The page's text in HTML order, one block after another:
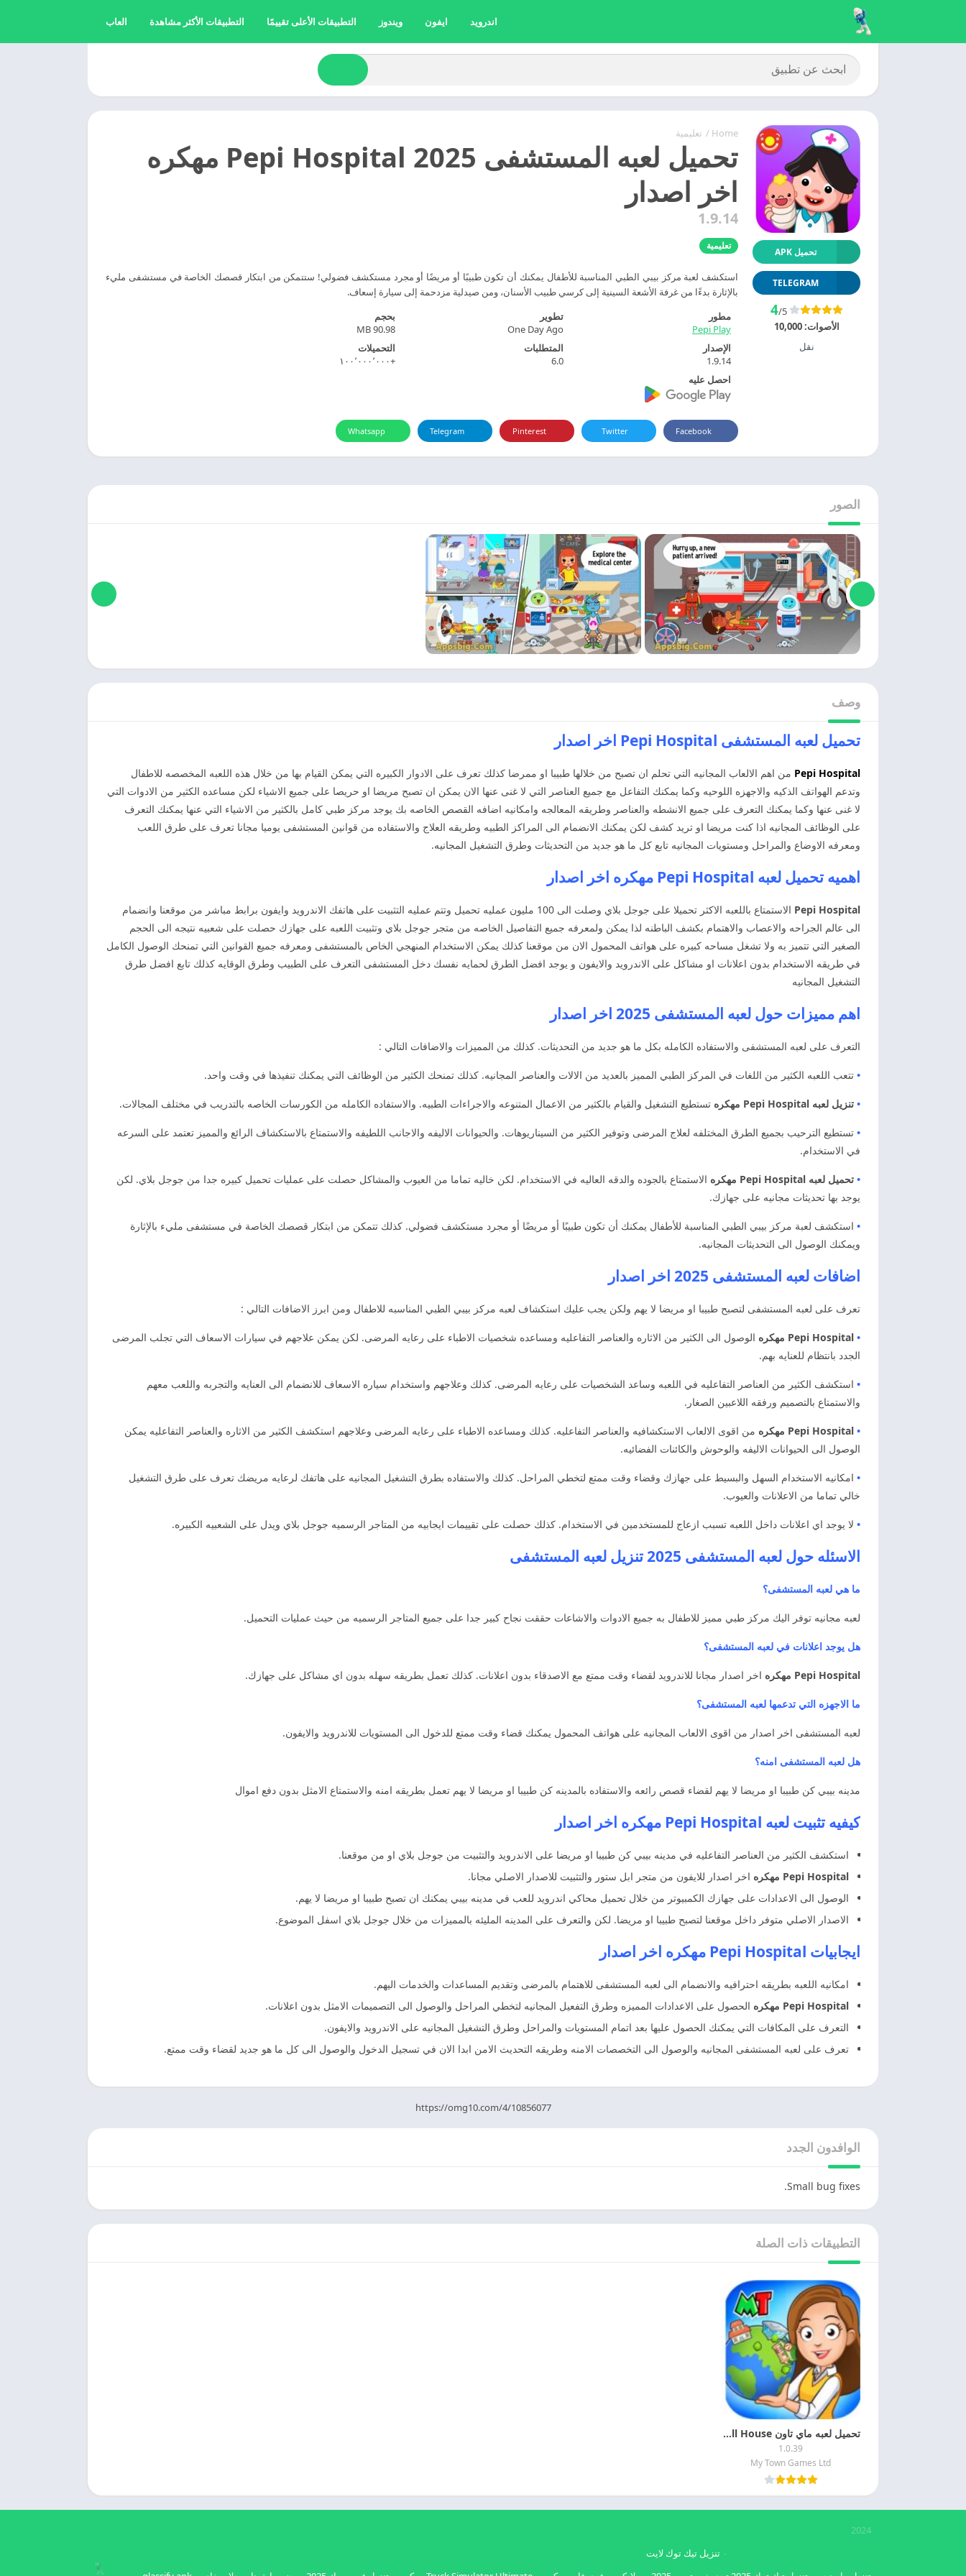
اندرويد ايفون ويندوز التطبيقات الأعلى تقييمًا التطبيقات الأكثر مشاهدة العاب
Home
/ تعليمية
تحميل لعبه المستشفى 2025 Pepi Hospital مهكره
اخر اصدار
1.9.14
تعليمية
استكشف لعبة مركز بيبي الطبي المناسبة للأطفال يمكنك أن تكون طبيبًا أو مريضًا أو مجرد مستكشف فضولي! ستتمكن من ابتكار قصصك الخاصة في مستشفى مليء
بالإثارة بدءًا من غرفة الأشعة السينية إلى كرسي طبيب الأسنان، ومن صيدلية مزدحمة إلى سيارة إسعاف.
تحميل APK
TELEGRAM
4/5
الأصوات:10,000
نقل
مطور
Pepi Play
تطوير
One Day Ago
بحجم
90.98 MB
الإصدار
1.9.14
المتطلبات
6.0
التحميلات
+١٠٠٬٠٠٠٬٠٠٠
احصل عليه
Facebook
Twitter
Pinterest
Telegram
Whatsapp
الصور
وصف
تحميل لعبه المستشفى Pepi Hospital اخر اصدار
Pepi Hospital من اهم الالعاب المجانيه التي تحلم ان تصبح من خلالها طبيبا او ممرضا كذلك تعرف على الادوار الكبيره التي يمكن القيام بها من خلال هذه اللعبه المخصصه للاطفال
وتدعم الهواتف الذكيه والاجهزه اللوحيه وكما يمكنك التفاعل مع جميع العناصر التي لا غنى عنها الان يمكن ان تصبح مريضا او حريصا على جميع الاشياء لكن مساعده الكثير من الادوات التي
لا غنى عنها وكما يمكنك التعرف على جميع الانشطه والعناصر وطريقه المعالجه وامكانيه اضافه القصص الخاصه بك يوجد مركز طبي كامل بالكثير من الاشياء التي عنها يمكنك التعرف
على الوظائف المجانيه اذا كنت مريضا او تريد كشف لكن يمكنك الانضمام الى المراكز الطبيه وطريقه العلاج والاستفاده من قوانين المستشفى يوميا مجانا تعرف على طرق اللعب
ومعرفه الاوضاع والمراحل ومستويات المجانيه تابع كل ما هو جديد من التحديثات وطرق التشغيل المجانيه.
اهميه تحميل لعبه Pepi Hospital مهكره اخر اصدار
Pepi Hospital
الاستمتاع باللعبه الاكثر تحميلا على جوجل بلاي وصلت الى 100 مليون عمليه تحميل وتتم عمليه التثبيت على هاتفك الاندرويد وايفون برابط مباشر من موقعنا وانضمام
الى عالم الجراحه والاعصاب والاهتمام بكشف الباطنه لذا يمكن ولمعرفه جميع التفاصيل الخاصه من متجر جوجل بلاي وتثبيت اللعبه على جهازك حصلت على شعبيه نتيجه الى الحجم
الصغير التي تتميز به ولا تشغل مساحه كبيره على هواتف المحمول الان من موقعنا كذلك يمكن الاستخدام المنهجي الخاص بالمستشفى ومعرفه جميع القوانين التي تمنحك الوصول الكامل
في طريقه الاستخدام بدون اعلانات او مشاكل على الاندرويد والايفون و يوجد افضل الطرق لحمايه نفسك دخل المستشفى التعرف على الطبيب وطرق الوقايه كذلك تابع افضل طرق
التشغيل المجانيه
اهم مميزات حول لعبه المستشفى 2025 اخر اصدار
التعرف على لعبه المستشفى والاستفاده الكامله بكل ما هو جديد من التحديثات. كذلك من المميزات والاضافات التالي :
• تتعب اللعبه الكثير من اللغات في المركز الطبي المميز بالعديد من الالات والعناصر المجانيه. كذلك تمنحك الكثير من الوظائف التي يمكنك تنفيذها في وقت واحد.
• تنزيل لعبه Pepi Hospital مهكره تستطيع التشغيل والقيام بالكثير من الاعمال المتنوعه والاجراءات الطبيه. والاستفاده الكامله من الكورسات الخاصه بالتدريب في مختلف المجالات.
• تستطيع الترحيب بجميع الطرق المختلفه لعلاج المرضى وتوفير الكثير من السيناريوهات. والحيوانات الاليفه والاجانب اللطيفه والاستمتاع بالاستكشاف الرائع والمميز تعتمد على السرعه
في الاستخدام.
• تحميل لعبه Pepi Hospital مهكره
الاستمتاع بالجوده والدقه العاليه في الاستخدام. لكن خاليه تماما من العيوب والمشاكل حصلت على عمليات تحميل كبيره جدا من جوجل بلاي. لكن
يوجد بها تحديثات مجانيه على جهازك.
• استكشف لعبة مركز بيبي الطبي المناسبة للأطفال يمكنك أن تكون طبيبًا أو مريضًا أو مجرد مستكشف فضولي. كذلك تتمكن من ابتكار قصصك الخاصة في مستشفى مليء بالإثارة
ويمكنك الوصول الى التحديثات المجانيه.
اضافات لعبه المستشفى 2025 اخر اصدار
تعرف على لعبه المستشفى لتصبح طبيبا او مريضا لا يهم ولكن يجب عليك استكشاف لعبه مركز بيبي الطبي المناسبه للاطفال ومن ابرز الاضافات التالي :
• Pepi Hospital مهكره
الوصول الى الكثير من الاثاره والعناصر التفاعليه ومساعده شخصيات الاطباء على رعايه المرضى. لكن يمكن علاجهم في سيارات الاسعاف التي تجلب المرضى
الجدد بانتظام للعنايه بهم.
• استكشف الكثير من العناصر التفاعليه في اللعبه وساعد الشخصيات على رعايه المرضى. كذلك وعلاجهم واستخدام سياره الاسعاف للانضمام الى العنايه والتجربه واللعب معهم
والاستمتاع بالتصميم ورفقه اللاعبين الصغار.
• Pepi Hospital مهكره
من اقوى الالعاب الاستكشافيه والعناصر التفاعليه. كذلك ومساعده الاطباء على رعايه المرضى وعلاجهم استكشف الكثير من الاثاره والعناصر التفاعليه يمكن
الوصول الى الحيوانات الاليفه والوحوش والكائنات الفضائيه.
• امكانيه الاستخدام السهل والبسيط على جهازك وقضاء وقت ممتع لتخطي المراحل. كذلك والاستفاده بطرق التشغيل المجانيه على هاتفك لرعايه مريضك تعرف على طرق التشغيل
خالي تماما من الاعلانات والعيوب.
• لا يوجد اي اعلانات داخل اللعبه تسبب ازعاج للمستخدمين في الاستخدام. كذلك حصلت على تقييمات ايجابيه من المتاجر الرسميه جوجل بلاي ويدل على الشعبيه الكبيره.
الاسئله حول لعبه المستشفى 2025 تنزيل لعبه المستشفى
ما هي لعبه المستشفى؟
لعبه مجانيه توفر اليك مركز طبي مميز للاطفال به جميع الادوات والاشاعات حققت نجاح كبير جدا على جميع المتاجر الرسميه من حيث عمليات التحميل.
هل يوجد اعلانات في لعبه المستشفى؟
Pepi Hospital مهكره اخر اصدار مجانا للاندرويد لقضاء وقت ممتع مع الاصدقاء بدون اعلانات. كذلك تعمل بطريقه سهله بدون اي مشاكل على جهازك.
ما الاجهزه التي تدعمها لعبه المستشفى؟
لعبه المستشفى اخر اصدار من اقوى الالعاب المجانيه على هواتف المحمول يمكنك قضاء وقت ممتع للدخول الى المستويات للاندرويد والايفون.
هل لعبه المستشفى امنه؟
مدينه بيبي كن طبيبا او مريضا لا يهم لقضاء قصص رائعه والاستفاده بالمدينه كن طبيبا او مريضا لا يهم تعمل بطريقه امنه والاستمتاع الامثل بدون دفع اموال
كيفيه تثبيت لعبه Pepi Hospital مهكره اخر اصدار
استكشف الكثير من العناصر التفاعليه في مدينه بيبي كن طبيبا او مريضا على الاندرويد والتثبيت من جوجل بلاي او من موقعنا.
Pepi Hospital مهكره
اخر اصدار للايفون من متجر ابل ستور والتثبيت للاصدار الاصلي مجانا.
الوصول الى الاعدادات على جهازك الكمبيوتر من خلال تحميل محاكي اندرويد للعب في مدينه بيبي يمكنك ان تصبح طبيبا او مريضا لا يهم.
الاصدار الاصلي متوفر داخل موقعنا لتصبح طبيبا او مريضا. لكن والتعرف على المدينه المليئه بالمميزات من خلال جوجل بلاي اسفل الموضوع.
ايجابيات Pepi Hospital مهكره اخر اصدار
امكانيه اللعبه بطريقه احترافيه والانضمام الى لعبه المستشفى للاهتمام بالمرضى وتقديم المساعدات والخدمات اليهم.
Pepi Hospital مهكره
الحصول على الاعدادات المميزه وطرق التفعيل المجانيه لتخطي المراحل والوصول الى التصميمات الامثل بدون اعلانات.
التعرف على المكافات التي يمكنك الحصول عليها بعد اتمام المستويات والمراحل وطرق التشغيل المجانيه على الاندرويد والايفون.
تعرف على لعبه المستشفى المجانيه والوصول الى التخصصات الامنه وطريقه التحديث الامن ابدا الان في تسجيل الدخول والوصول الى كل ما هو جديد لقضاء وقت ممتع.
https://omg10.com/4/10856077
الوافدون الجدد
Small bug fixes.
التطبيقات ذات الصلة
تحميل لعبه ماي تاون My Town World: Mega Doll House مجانا
1.0.39
My Town Games Ltd
2024
تنزيل تيك توك لايت